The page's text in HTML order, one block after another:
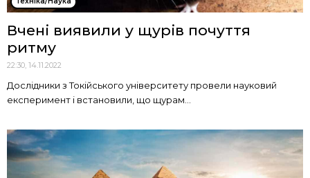
Вчені виявили у щурів почуття
ритму
22:30, 14.11.2022
Дослідники з Токійського університету провели науковий
експеримент і встановили, що щурам...